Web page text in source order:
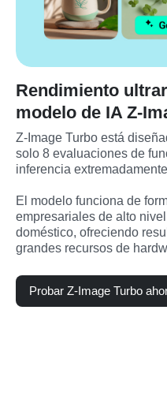
Rendimiento
modelo de IA Z-
Z-Image Turbo está
solo 8 evaluaciones de
inferencia
El modelo funciona de
empresariales de alto
doméstico, ofreciendo
grandes recursos de
Probar Z-Image Turbo